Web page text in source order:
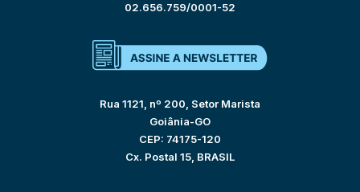
02.656.759/0001-52
Rua 1121, nº 200, Setor Marista
Goiânia-GO
CEP: 74175-120
Cx. Postal 15, BRASIL